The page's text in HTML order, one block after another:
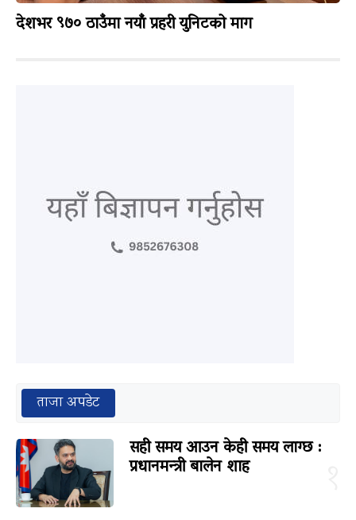
देशभर ९७० ठाउँमा नयाँ प्रहरी युनिटको माग
ताजा अपडेट
सही समय आउन केही समय लाग्छ :
प्रधानमन्त्री बालेन शाह